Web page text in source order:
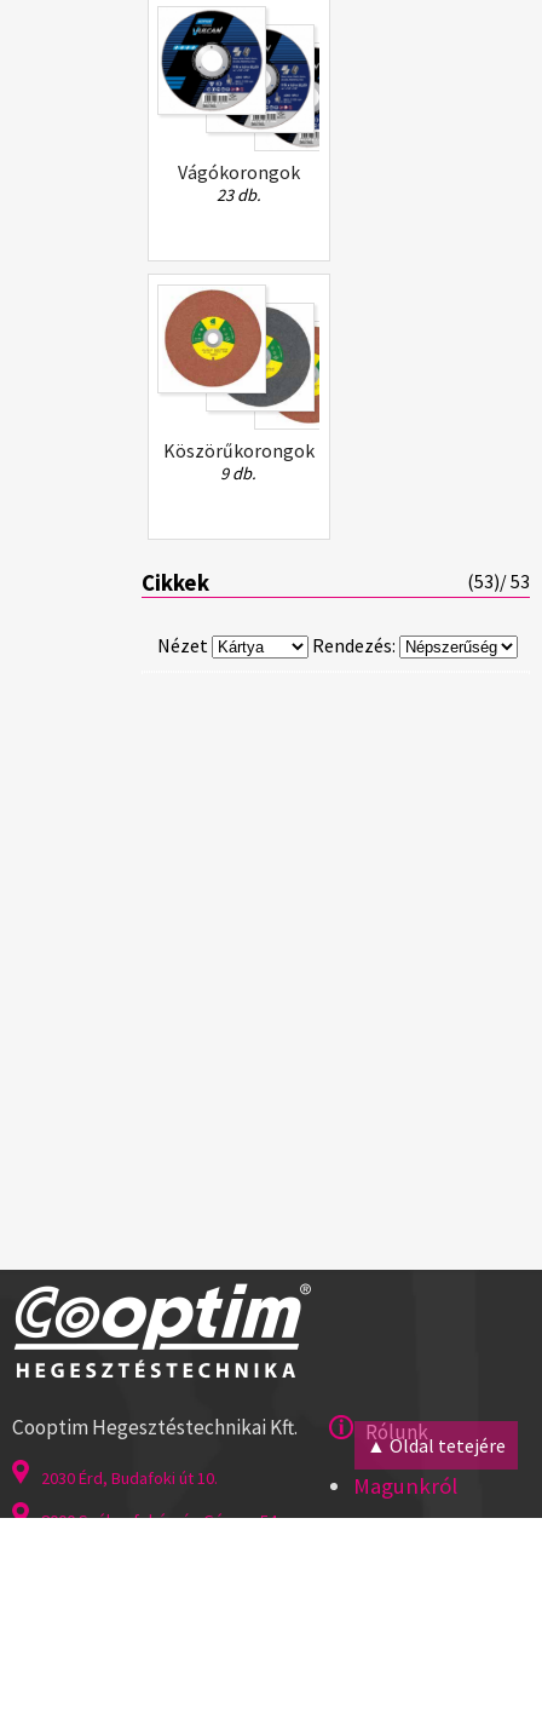
▲ Oldal tetejére
Vágókorongok
23 db.
Köszörűkorongok
9 db.
Cikkek (53)/ 53
Nézet Rendezés:
Cooptim Hegesztéstechnikai Kft.
2030 Érd, Budafoki út 10.
8000 Székesfehérvár, Géza u. 54.
Rólunk
Magunkról